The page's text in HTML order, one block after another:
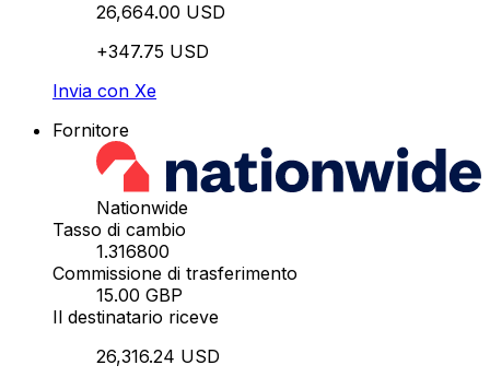
26,664.00 USD
+347.75 USD
Invia con Xe
Fornitore
Nationwide
Tasso di cambio
1.316800
Commissione di trasferimento
15.00 GBP
Il destinatario riceve
26,316.24 USD